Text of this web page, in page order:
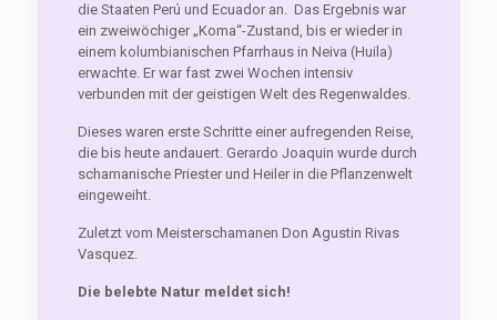
die Staaten Perú und Ecuador an. Das Ergebnis war
ein zweiwöchiger „Koma“-Zustand, bis er wieder in
einem kolumbianischen Pfarrhaus in Neiva (Huila)
erwachte. Er war fast zwei Wochen intensiv
verbunden mit der geistigen Welt des Regenwaldes.
Dieses waren erste Schritte einer aufregenden Reise,
die bis heute andauert. Gerardo Joaquin wurde durch
schamanische Priester und Heiler in die Pflanzenwelt
eingeweiht.
Zuletzt vom Meisterschamanen Don Agustin Rivas
Vasquez.
Die belebte Natur meldet sich!